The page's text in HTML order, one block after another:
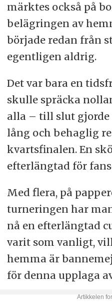
märktes också på
belägringen av
började redan från
egentligen aldrig.
Det var bara en
skulle spräcka
alla – till slut gjorde
lång och behaglig
kvartsfinalen. En
efterlängtad för
Med flera, på
turneringen har
nå en efterlängtad
varit som vanligt, vill
hemma är
för denna upplaga